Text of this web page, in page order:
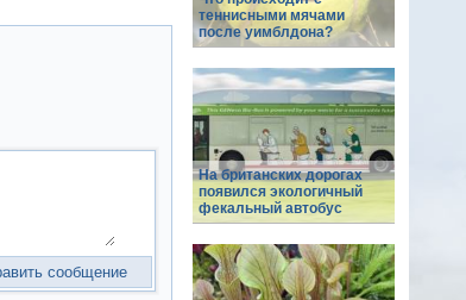
теннисными мячами
после уимблдона?
На британских дорогах
появился экологичный
фекальный автобус